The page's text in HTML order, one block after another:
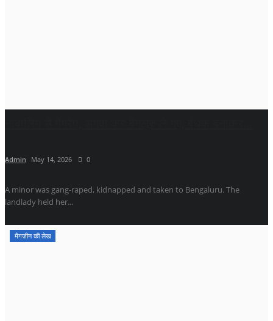
Admin May 14, 2026 0
A minor was gang-raped, kidnapped and taken to Bengaluru. The
landlady held her...
मैगज़ीन की लेख